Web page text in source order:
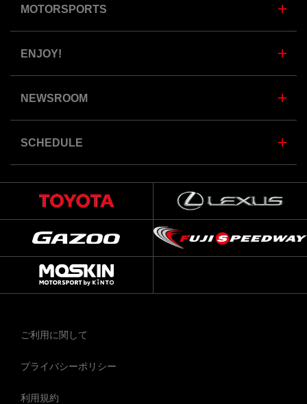
MOTORSPORTS
ENJOY!
NEWSROOM
SCHEDULE
ご利用に関して
プライバシーポリシー
利用規約